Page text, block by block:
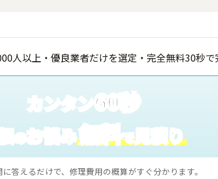
カンタン60秒
のお悩み無料で見積り
答えるだけで、修理費用の概算がすぐ分かります。